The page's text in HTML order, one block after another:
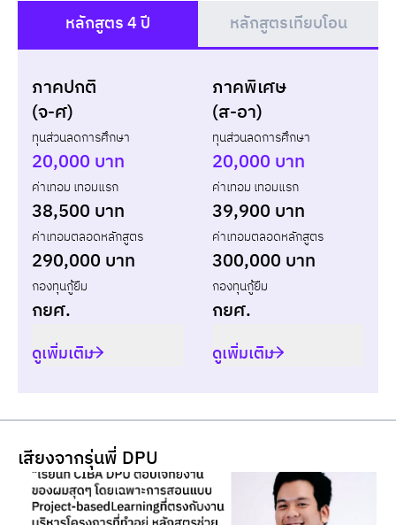
หลักสูตร 4 ปี หลักสูตรเทียบโอน
ภาคปกติ
(จ-ศ)
ทุนส่วนลดการศึกษา
20,000 บาท
ค่าเทอม เทอมแรก
38,500 บาท
ค่าเทอมตลอดหลักสูตร
290,000 บาท
กองทุนกู้ยืม
กยศ.
ดูเพิ่มเติม
ภาคพิเศษ
(ส-อา)
ทุนส่วนลดการศึกษา
20,000 บาท
ค่าเทอม เทอมแรก
39,900 บาท
ค่าเทอมตลอดหลักสูตร
300,000 บาท
กองทุนกู้ยืม
กยศ.
ดูเพิ่มเติม
แบบกู้ยืม
ปี เทอม ค่าเทอม ทุน กยศ.
รวม
-
เสียงจากรุ่นพี่ DPU